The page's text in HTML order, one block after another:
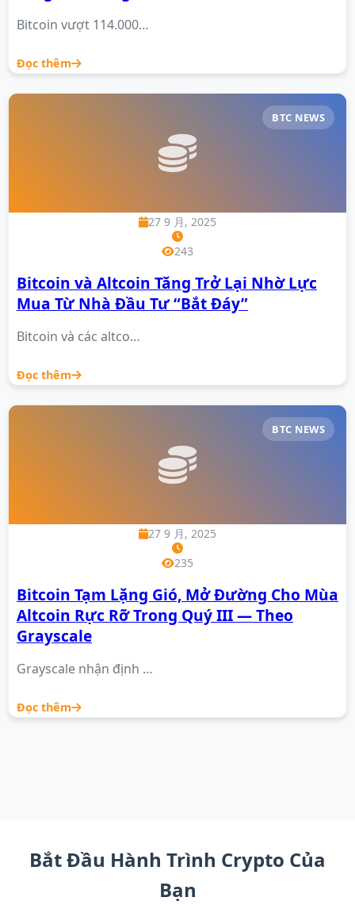
Bitcoin vượt 114.000…
Đọc thêm
BTC NEWS
27 9 月, 2025
243
Bitcoin và Altcoin Tăng Trở Lại Nhờ Lực
Mua Từ Nhà Đầu Tư “Bắt Đáy”
Bitcoin và các altco…
Đọc thêm
BTC NEWS
27 9 月, 2025
235
Bitcoin Tạm Lặng Gió, Mở Đường Cho Mùa
Altcoin Rực Rỡ Trong Quý III — Theo
Grayscale
Grayscale nhận định …
Đọc thêm
Bắt Đầu Hành Trình Crypto Của
Bạn